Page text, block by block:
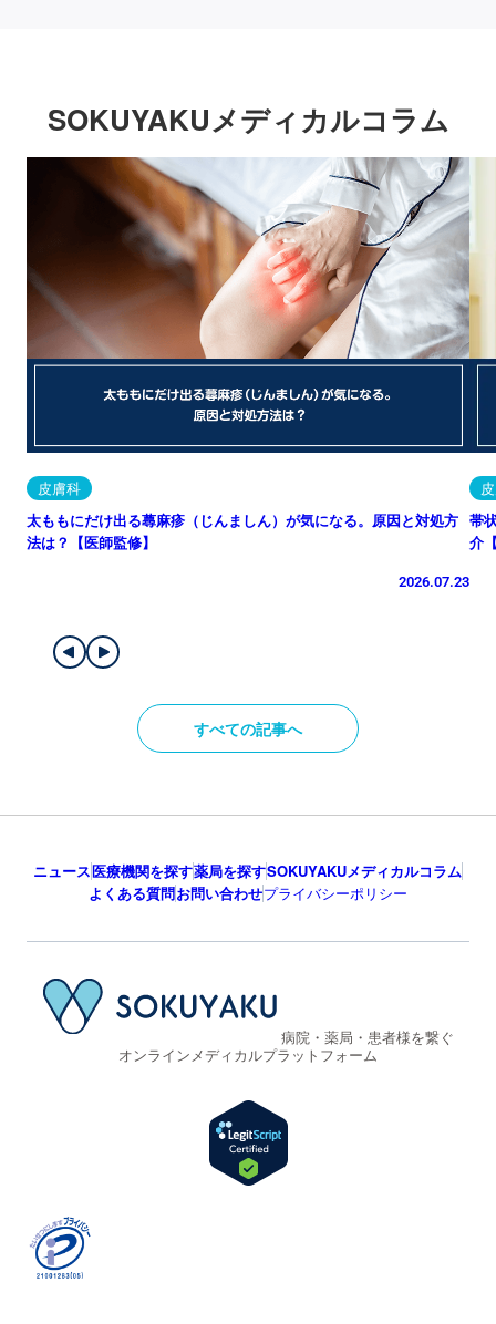
SOKUYAKUメディカルコラム
皮膚科
太ももにだけ出る蕁麻疹（じんましん）が気になる。原因と対処方
法は？【医師監修】
2026.07.23
帯
介
すべての記事へ
ニュース医療機関を探す薬局を探すSOKUYAKUメディカルコラム
よくある質問お問い合わせプライバシーポリシー
病院・薬局・患者様を繋ぐ
オンラインメディカルプラットフォーム